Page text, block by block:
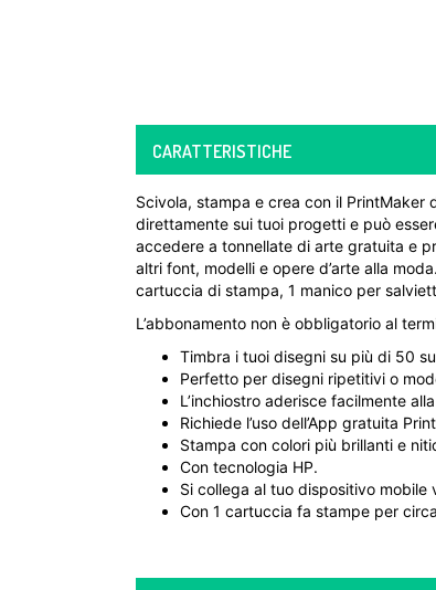
CARATTERISTICHE
Scivola, stampa e crea con il PrintMaker
direttamente sui tuoi progetti e può
accedere a tonnellate di arte gratuita e
altri font, modelli e opere d’arte alla
cartuccia di stampa, 1 manico per
L’abbonamento non è obbligatorio al
Timbra i tuoi disegni su più di 50
Perfetto per disegni ripetitivi o
L’inchiostro aderisce facilmente
Richiede l’uso dell’App gratuita
Stampa con colori più brillanti e
Con tecnologia HP.
Si collega al tuo dispositivo mobile
Con 1 cartuccia fa stampe per